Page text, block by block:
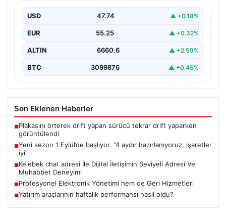
Sayıyor”, “content”: “ Karadeniz bölgesinde balıkçılık…
USD 47.74 ▲ +0.18%
EUR 55.25 ▲ +0.32%
ALTIN 6660.6 ▲ +2.59%
BTC 3099876 ▲ +0.45%
Son Eklenen Haberler
■Plakasını örterek drift yapan sürücü tekrar drift yaparken
görüntülendi
■Yeni sezon 1 Eylül’de başlıyor. “4 aydır hazırlanıyoruz, işaretler
iyi”
■Kelebek chat adresi İle Dijital İletişimin Seviyeli Adresi Ve
Muhabbet Deneyimi
■Profesyonel Elektronik Yönetimi hem de Geri Hizmetleri
■Yatırım araçlarının haftalık performansı nasıl oldu?